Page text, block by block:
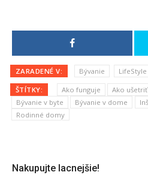
ZARADENÉ V: Bývanie LifeStyle
ŠTÍTKY: Ako funguje Ako ušetriť
Bývanie v byte
Bývanie v dome
Rodinné domy
Nakupujte lacnejšie!